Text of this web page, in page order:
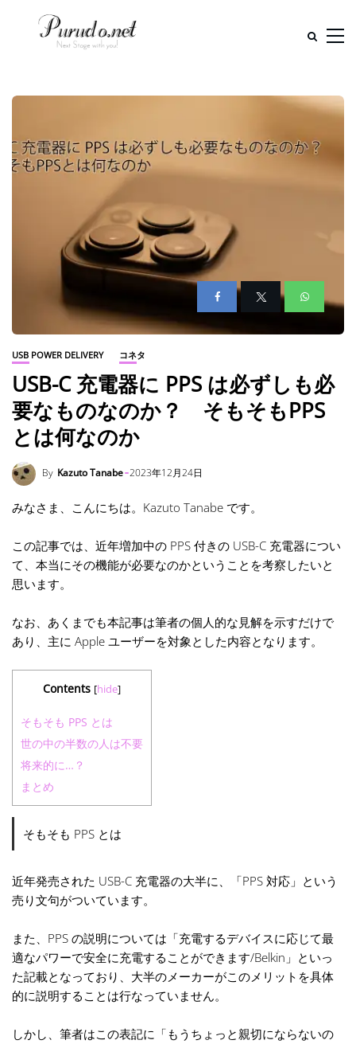
USB POWER DELIVERY コネタ
USB-C 充電器に PPS は必ずしも必
要なものなのか？ そもそもPPS
とは何なのか
By Kazuto Tanabe 2023年12月24日
みなさま、こんにちは。Kazuto Tanabe です。
この記事では、近年増加中の PPS 付きの USB-C 充電器につい
て、本当にその機能が必要なのかということを考察したいと
思います。
なお、あくまでも本記事は筆者の個人的な見解を示すだけで
あり、主に Apple ユーザーを対象とした内容となります。
Contents [hide]
そもそも PPS とは
世の中の半数の人は不要
将来的に…？
まとめ
そもそも PPS とは
近年発売された USB-C 充電器の大半に、「PPS 対応」という
売り文句がついています。
また、PPS の説明については「充電するデバイスに応じて最
適なパワーで安全に充電することができます/Belkin」といっ
た記載となっており、大半のメーカーがこのメリットを具体
的に説明することは行なっていません。
しかし、筆者はこの表記に「もうちょっと親切にならないの